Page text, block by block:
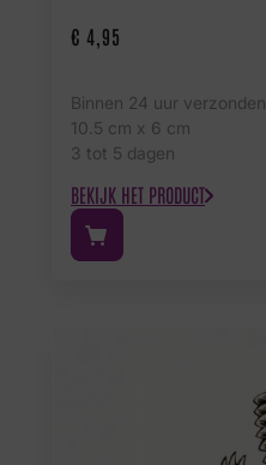
€ 4,95
Binnen 24 uur verzonden
10.5 cm x 6 cm
3 tot 5 dagen
BEKIJK HET PRODUCT